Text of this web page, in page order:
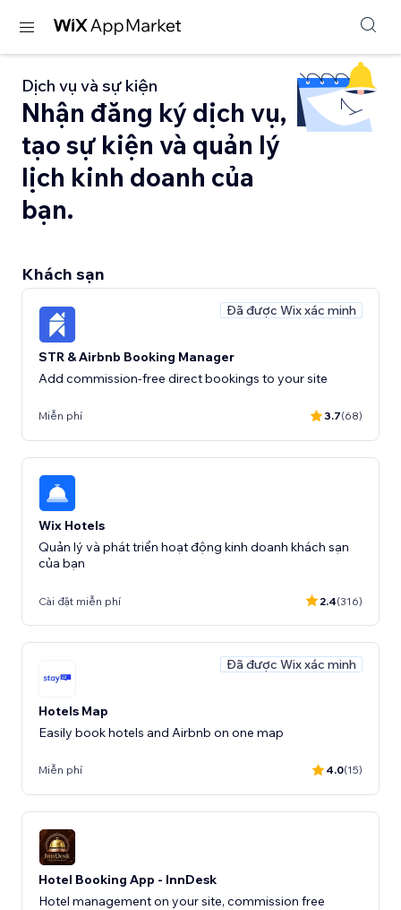
Dịch vụ và sự kiện
Nhận đăng ký dịch vụ,
tạo sự kiện và quản lý
lịch kinh doanh của
bạn.
Khách sạn
Đã được Wix xác minh
STR & Airbnb Booking Manager
Add commission-free direct bookings to your site
Miễn phí 3.7(68)
Wix Hotels
Quản lý và phát triển hoạt động kinh doanh khách sạn
của bạn
Cài đặt miễn phí 2.4(316)
Đã được Wix xác minh
Hotels Map
Easily book hotels and Airbnb on one map
Miễn phí 4.0(15)
Hotel Booking App - InnDesk
Hotel management on your site, commission free